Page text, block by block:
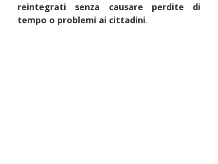
reintegrati senza causare perdite di
tempo o problemi ai cittadini.